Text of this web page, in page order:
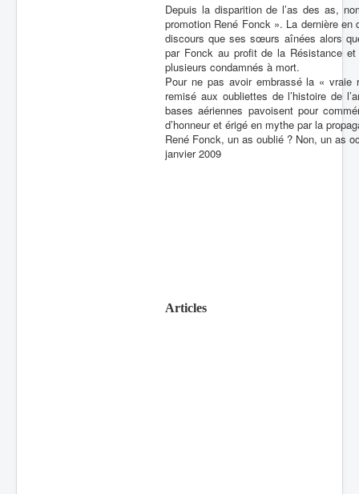
Depuis la disparition de l’as des as,
promotion René Fonck ». La dernière
discours que ses sœurs aînées alors
par Fonck au profit de la Résistance
plusieurs condamnés à mort.
Pour ne pas avoir embrassé la « vraie
remisé aux oubliettes de l’histoire de
bases aériennes pavoisent pour
d’honneur et érigé en mythe par la
René Fonck, un as oublié ? Non, un as
janvier 2009
Articles